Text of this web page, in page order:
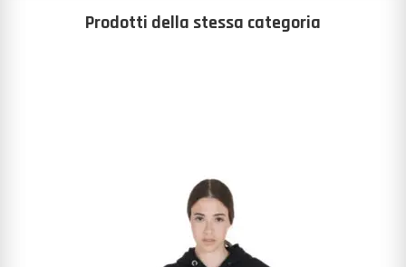
Prodotti della stessa categoria